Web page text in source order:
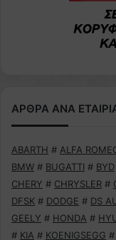
ΑΡΘΡΑ ΑΝΑ
ABARTH # ALFA
BMW # BUGATTI # BYD
CHERY # CHRYSLER #
DFSK # DODGE # DS
GEELY # HONDA #
# KIA # KOENIGSEGG #